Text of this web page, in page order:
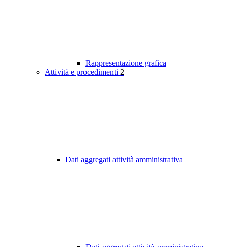
Rappresentazione grafica
Attività e procedimenti 2
Dati aggregati attività amministrativa